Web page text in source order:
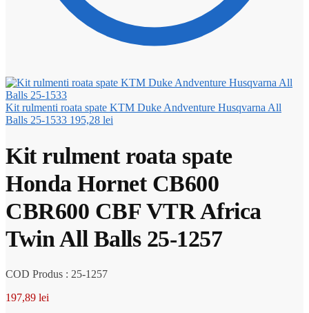
Kit rulmenti roata spate KTM Duke Andventure Husqvarna All
Balls 25-1533 195,28 lei
Kit rulment roata spate
Honda Hornet CB600
CBR600 CBF VTR Africa
Twin All Balls 25-1257
COD Produs : 25-1257
197,89 lei